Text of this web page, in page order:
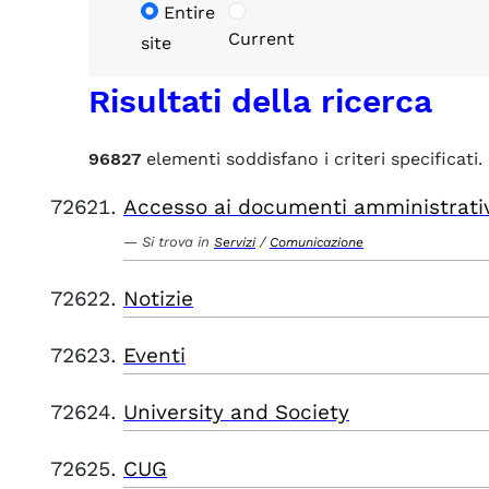
Entire
site
Current
Risultati della ricerca
96827 elementi soddisfano i criteri specificati.
Accesso ai documenti
Si trova in Servizi / Comunicazione
Notizie
Eventi
University and Society
CUG